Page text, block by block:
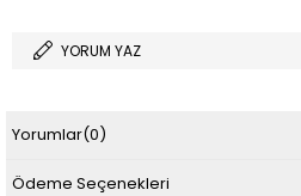
YORUM YAZ
Yorumlar(0)
Ödeme Seçenekleri